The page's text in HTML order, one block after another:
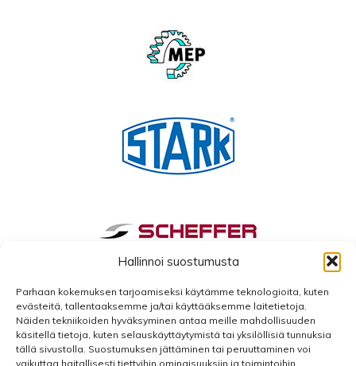
Hallinnoi suostumusta
Parhaan kokemuksen tarjoamiseksi käytämme teknologioita, kuten
evästeitä, tallentaaksemme ja/tai käyttääksemme laitetietoja.
Näiden tekniikoiden hyväksyminen antaa meille mahdollisuuden
käsitellä tietoja, kuten selauskäyttäytymistä tai yksilöllisiä tunnuksia
tällä sivustolla. Suostumuksen jättäminen tai peruuttaminen voi
vaikuttaa haitallisesti tiettyihin ominaisuuksiin ja toimintoihin.